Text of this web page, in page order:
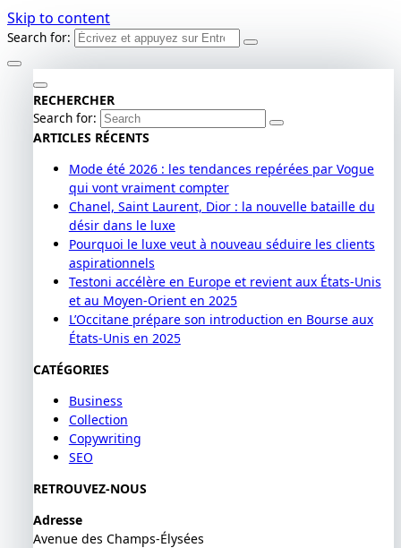
Skip to content
Search for:
RECHERCHER
Search for:
ARTICLES RÉCENTS
Mode été 2026 : les tendances repérées par Vogue
qui vont vraiment compter
Chanel, Saint Laurent, Dior : la nouvelle bataille du
désir dans le luxe
Pourquoi le luxe veut à nouveau séduire les clients
aspirationnels
Testoni accélère en Europe et revient aux États-Unis
et au Moyen-Orient en 2025
L’Occitane prépare son introduction en Bourse aux
États-Unis en 2025
CATÉGORIES
Business
Collection
Copywriting
SEO
RETROUVEZ-NOUS
Adresse
Avenue des Champs-Élysées